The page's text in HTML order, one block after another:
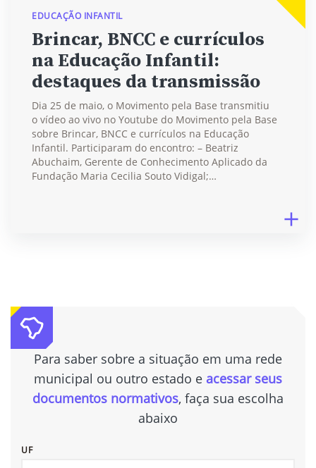
EDUCAÇÃO INFANTIL
Brincar, BNCC e currículos
na Educação Infantil:
destaques da transmissão
Dia 25 de maio, o Movimento pela Base transmitiu
o vídeo ao vivo no Youtube do Movimento pela Base
sobre Brincar, BNCC e currículos na Educação
Infantil. Participaram do encontro: – Beatriz
Abuchaim, Gerente de Conhecimento Aplicado da
Fundação Maria Cecilia Souto Vidigal;…
Para saber sobre a situação em uma rede
municipal ou outro estado e acessar seus
documentos normativos, faça sua escolha
abaixo
UF